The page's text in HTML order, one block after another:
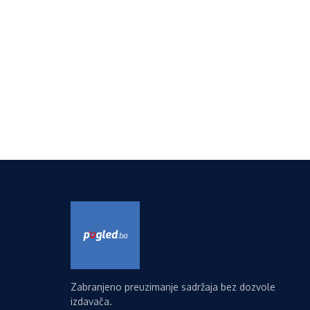
Zabranjeno preuzimanje sadržaja bez dozvole
izdavača.